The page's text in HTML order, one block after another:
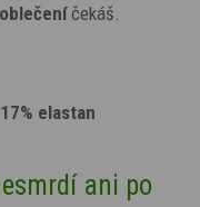
čekáš.
elastan
ani po